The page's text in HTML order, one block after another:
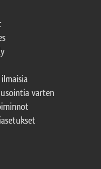
varten